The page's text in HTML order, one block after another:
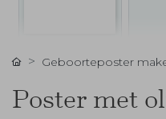
Geboorteposter
Poster met